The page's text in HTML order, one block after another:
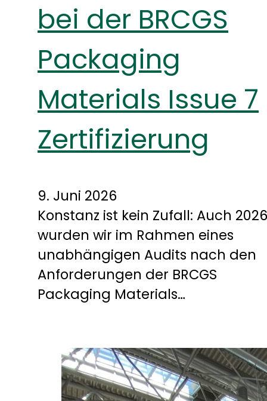
bei der BRCGS
Packaging
Materials Issue 7
Zertifizierung
9. Juni 2026
Konstanz ist kein Zufall: Auch 2026
wurden wir im Rahmen eines
unabhängigen Audits nach den
Anforderungen der BRCGS
Packaging Materials…